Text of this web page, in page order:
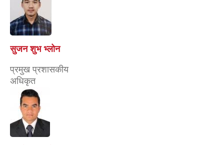
अधिकृत
पुरुषोतम वाग्ले
सूचना प्रबिधि
अधिकृत